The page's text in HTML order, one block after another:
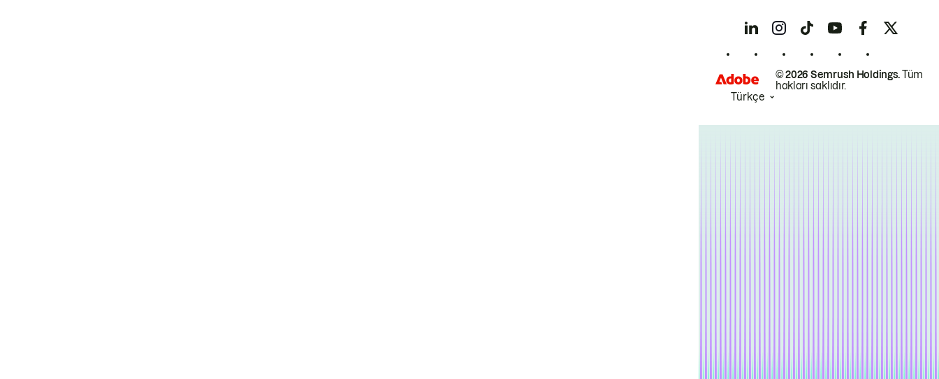
© 2026 Semrush Holdings.Tüm
hakları saklıdır.
Türkçe